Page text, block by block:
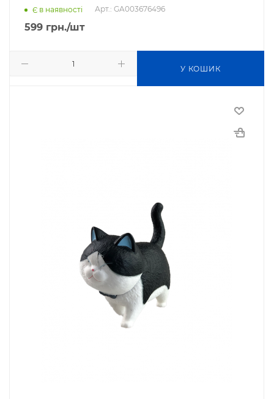
Є в наявності Арт.: GA003676496
599 грн./шт
У КОШИК